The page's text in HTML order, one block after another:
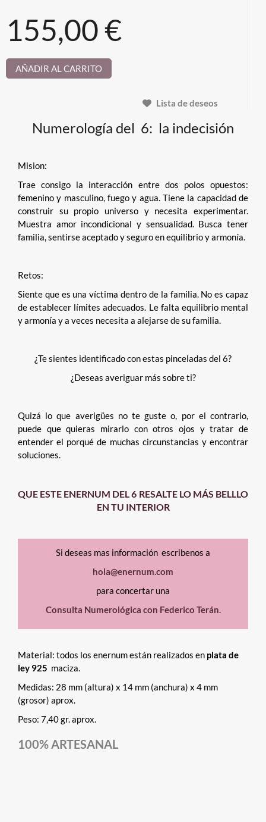
155,00 €
AÑADIR AL CARRITO
Lista de deseos
Numerología del 6: la indecisión
Mision:
Trae consigo la interacción entre dos polos opuestos:
femenino y masculino, fuego y agua. Tiene la capacidad de
construir su propio universo y necesita experimentar.
Muestra amor incondicional y sensualidad. Busca tener
familia, sentirse aceptado y seguro en equilibrio y armonía.
Retos:
Siente que es una víctima dentro de la familia. No es capaz
de establecer límites adecuados. Le falta equilibrio mental
y armonía y a veces necesita a alejarse de su familia.
¿Te sientes identificado con estas pinceladas del 6?
¿Deseas averiguar más sobre ti?
Quizá lo que averigües no te guste o, por el contrario,
puede que quieras mirarlo con otros ojos y tratar de
entender el porqué de muchas circunstancias y encontrar
soluciones.
QUE ESTE ENERNUM DEL 6 RESALTE LO MÁS BELLLO
EN TU INTERIOR
Si deseas mas información escribenos a
hola@enernum.com
para concertar una
Consulta Numerológica con Federico Terán.
Material: todos los enernum están realizados en plata de
ley 925 maciza.
Medidas: 28 mm (altura) x 14 mm (anchura) x 4 mm
(grosor) aprox.
Peso: 7,40 gr. aprox.
100% ARTESANAL